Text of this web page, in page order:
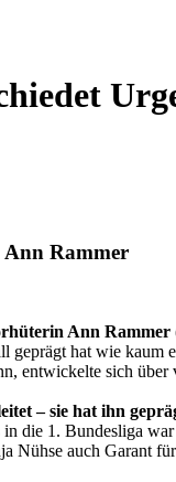
Ann Rammer
Ann Rammer
geprägt hat wie kaum
entwickelte sich über
– sie hat ihn
die 1. Bundesliga
Nühse auch Garant